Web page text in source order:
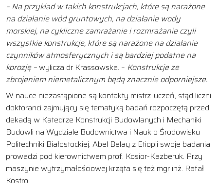
– Na przykład w takich konstrukcjach, które są narażone
na działanie wód gruntowych, na działanie wody
morskiej, na cykliczne zamrażanie i rozmrażanie czyli
wszystkie konstrukcje, które są narażone na działanie
czynników atmosferycznych i są bardziej podatne na
korozję –wylicza dr Krassowska. – Konstrukcje ze
zbrojeniem niemetalicznym będą znacznie odporniejsze.
W nauce niezastąpione są kontakty mistrz-uczeń, stąd liczni
doktoranci zajmujący się tematyką badań rozpoczętą przed
dekadą w Katedrze Konstrukcji Budowlanych i Mechaniki
Budowli na Wydziale Budownictwa i Nauk o Środowisku
Politechniki Białostockiej. Abel Belay z Etiopii swoje badania
prowadzi pod kierownictwem prof. Kosior-Kazberuk. Przy
maszynie wytrzymałościowej krząta się też mgr inż. Rafał
Kostro.